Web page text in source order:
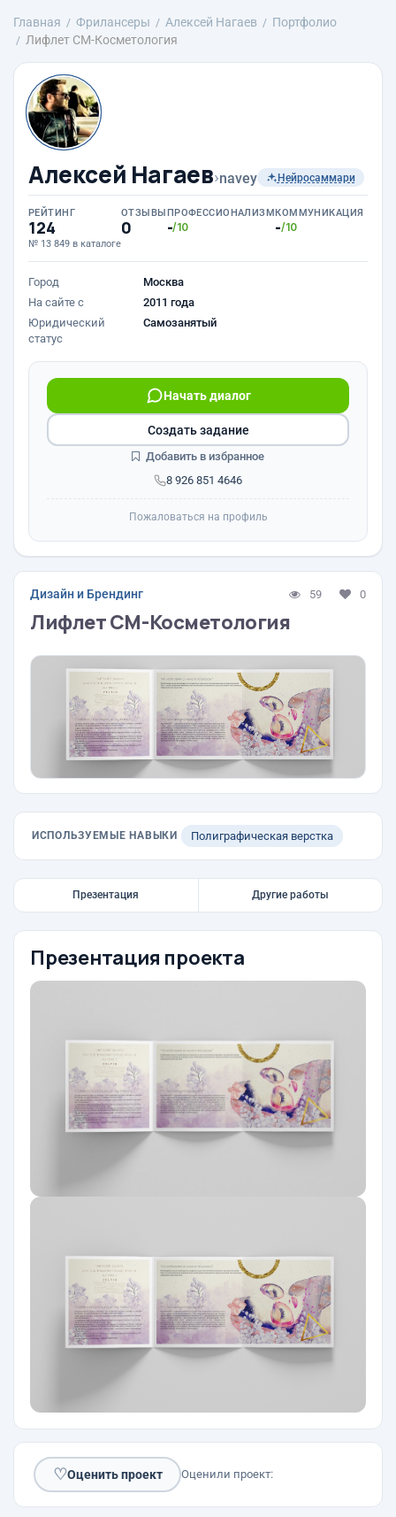
Главная Фрилансеры Алексей Нагаев
Портфолио
Лифлет СМ-Косметология
Алексей Нагаев›navey Нейросаммари
РЕЙТИНГ
124
№ 13 849 в каталоге
ОТЗЫВЫ
0
ПРОФЕССИОНАЛИЗМ
-/10
КОММУНИКАЦИЯ
-/10
Город
Москва
На сайте с
2011 года
Юридический
статус
Самозанятый
8 926 851 4646
Начать диалог
Создать задание
Добавить в избранное
Пожаловаться на профиль
Дизайн и Брендинг 59 0
Лифлет СМ-Косметология
ИСПОЛЬЗУЕМЫЕ НАВЫКИ Полиграфическая верстка
Презентация Другие работы
Презентация проекта
♡Оценить проект Оценили проект: